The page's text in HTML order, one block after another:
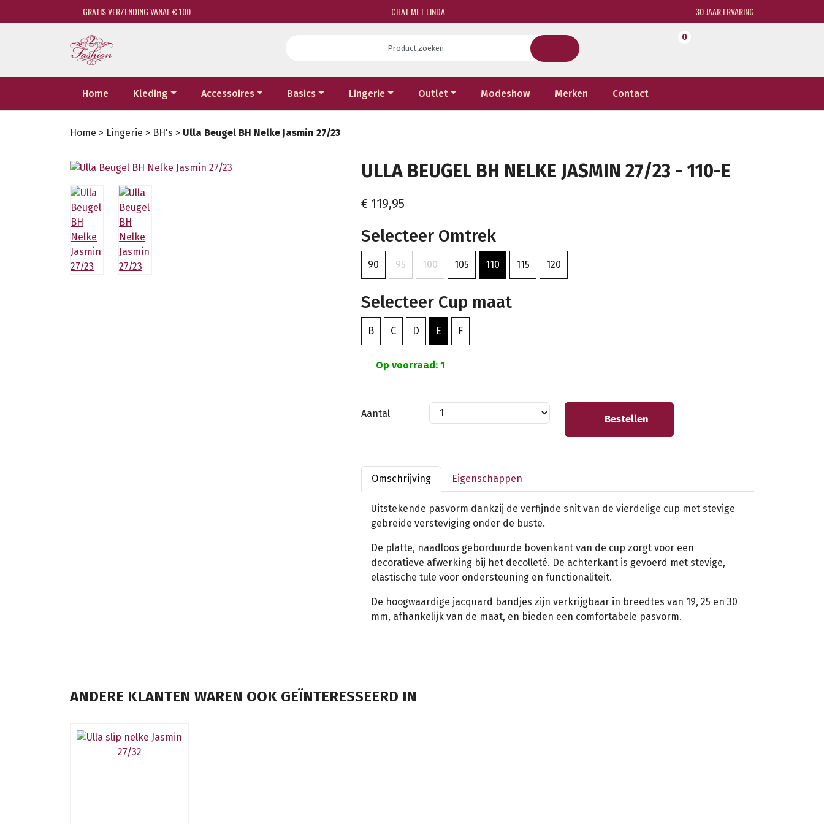
GRATIS VERZENDING VANAF € 100 CHAT MET LINDA 30 JAAR ERVARING
0
Home Kleding Accessoires Basics Lingerie Outlet Modeshow Merken Contact
Home > Lingerie > BH's > Ulla Beugel BH Nelke Jasmin 27/23
ULLA BEUGEL BH NELKE JASMIN 27/23 - 110-E
€ 119,95
Selecteer Omtrek
90 95 100 105 110 115 120
Selecteer Cup maat
B C D E F
Op voorraad: 1
Aantal Bestellen
Omschrijving Eigenschappen
Uitstekende pasvorm dankzij de verfijnde snit van de vierdelige cup met stevige
gebreide versteviging onder de buste.
De platte, naadloos geborduurde bovenkant van de cup zorgt voor een
decoratieve afwerking bij het decolleté. De achterkant is gevoerd met stevige,
elastische tule voor ondersteuning en functionaliteit.
De hoogwaardige jacquard bandjes zijn verkrijgbaar in breedtes van 19, 25 en 30
mm, afhankelijk van de maat, en bieden een comfortabele pasvorm.
ANDERE KLANTEN WAREN OOK GEÏNTERESSEERD IN